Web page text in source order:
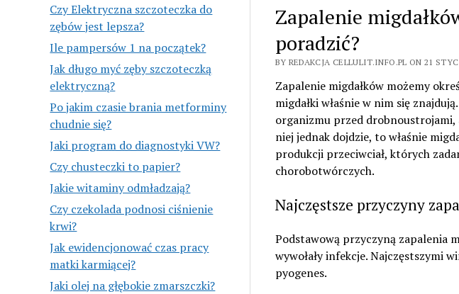
Czy Elektryczna szczoteczka do
zębów jest lepsza?
Ile pampersów 1 na początek?
Jak długo myć zęby szczoteczką
elektryczną?
Po jakim czasie brania metforminy
chudnie się?
Jaki program do diagnostyki VW?
Czy chusteczki to papier?
Jakie witaminy odmładzają?
Czy czekolada podnosi ciśnienie
krwi?
Jak ewidencjonować czas pracy
matki karmiącej?
Jaki olej na głębokie zmarszczki?
Zapalenie
poradzić?
BY REDAKCJA CELLULIT.INFO.PL ON 21
Zapalenie migdałków możemy
migdałki właśnie w nim się
organizmu przed drobnoustrojami,
niej jednak dojdzie, to właśnie
produkcji przeciwciał, których
chorobotwórczych.
Najczęstsze przyczyny
Podstawową przyczyną zapalenia
wywołały infekcje. Najczęstszymi
pyogenes.